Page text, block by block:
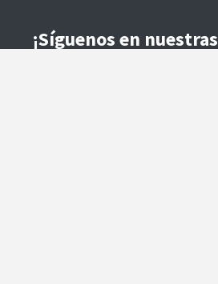
¡Síguenos en nuestras